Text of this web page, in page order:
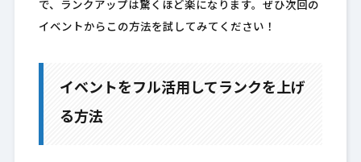
で、ランクアップは驚くほど楽になります。ぜひ次回の
イベントからこの方法を試してみてください！
イベントをフル活用してランクを上げ
る方法